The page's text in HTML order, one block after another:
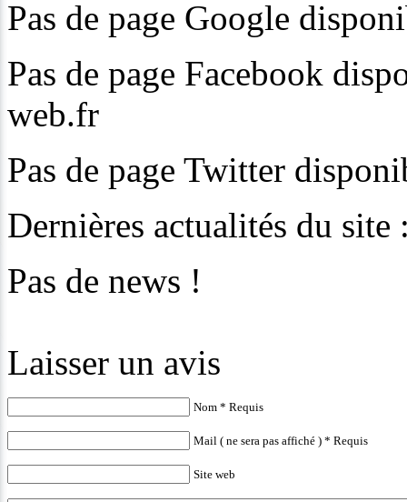
Pas de page Google
Pas de page Facebook
web.fr
Pas de page Twitter
Dernières actualités du
Pas de news !
Laisser un avis
Nom * Requis
Mail ( ne sera pas affiché ) * Requis
Site web